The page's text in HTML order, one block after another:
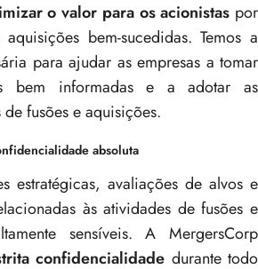
o valor para os acionistas por
bem-sucedidas. Temos a
para ajudar as empresas a tomar
bem informadas e a adotar as
fusões e aquisições.
absoluta
estratégicas, avaliações de alvos e
às atividades de fusões e
sensíveis. A MergersCorp
confidencialidade durante todo